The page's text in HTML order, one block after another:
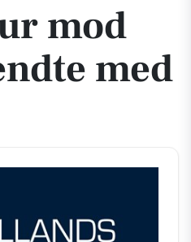
mod
med